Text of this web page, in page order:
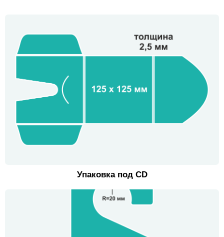
Упаковка под CD